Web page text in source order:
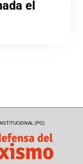
el
(PO)